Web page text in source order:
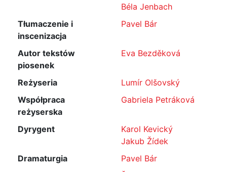
Béla Jenbach
Tłumaczenie i
inscenizacja
Pavel Bár
Autor tekstów
piosenek
Eva Bezděková
Reżyseria
Lumír Olšovský
Współpraca
reżyserska
Gabriela Petráková
Dyrygent
Karol Kevický
Jakub Žídek
Dramaturgia
Pavel Bár